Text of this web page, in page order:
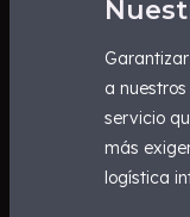
a
servicio
más
logística